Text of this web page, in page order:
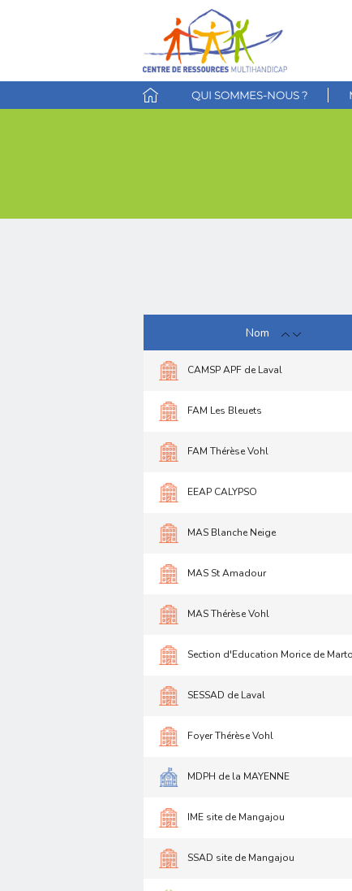
QUI SOMMES-NOUS ?
Nom
CAMSP APF de Laval
FAM Les Bleuets
FAM Thérèse Vohl
EEAP CALYPSO
MAS Blanche Neige
MAS St Amadour
MAS Thérèse Vohl
Section d'Education Morice de
SESSAD de Laval
Foyer Thérèse Vohl
MDPH de la MAYENNE
IME site de Mangajou
SSAD site de Mangajou